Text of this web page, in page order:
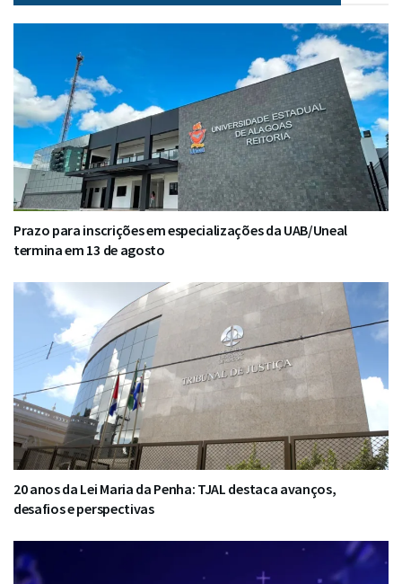
Prazo para inscrições em especializações da UAB/Uneal
termina em 13 de agosto
20 anos da Lei Maria da Penha: TJAL destaca avanços,
desafios e perspectivas